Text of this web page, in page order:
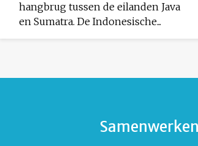
hangbrug tussen de eilanden Java
en Sumatra. De Indonesische...
Samenwerken